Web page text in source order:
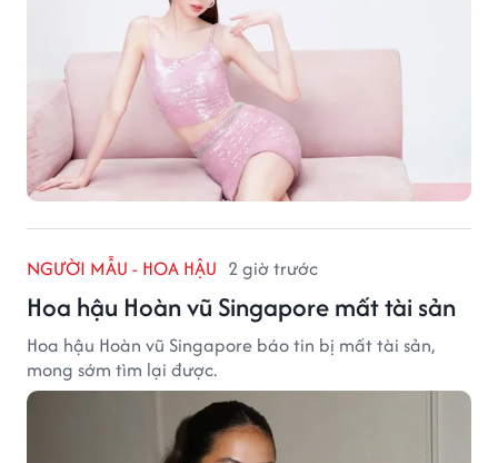
NGƯỜI MẪU - HOA HẬU 2 giờ trước
Hoa hậu Hoàn vũ Singapore mất tài sản
Hoa hậu Hoàn vũ Singapore báo tin bị mất tài sản,
mong sớm tìm lại được.